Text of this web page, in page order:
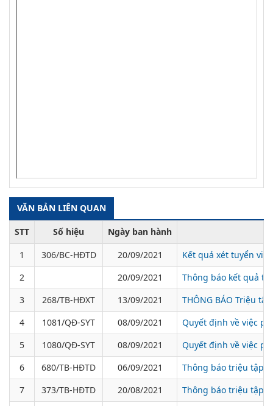
VĂN BẢN LIÊN QUAN
STT Số hiệu
Ngày ban hành
1
306/BC-HĐTD 20/09/2021
Kết quả xét tuyển
2
20/09/2021
Thông báo kết quả
3
268/TB-HĐXT 13/09/2021
THÔNG BÁO Triệu
4
1081/QĐ-SYT 08/09/2021
Quyết định về việc
5
1080/QĐ-SYT 08/09/2021
Quyết định về việc
6
680/TB-HĐTD 06/09/2021
Thông báo triệu tập
7
373/TB-HĐTD 20/08/2021 Thông báo triệu tập